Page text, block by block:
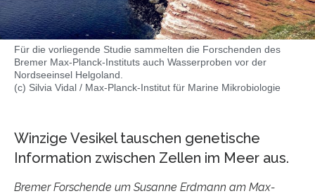
Für die vorliegende Studie sammelten die Forschenden des
Bremer Max-Planck-Instituts auch Wasserproben vor der
Nordseeinsel Helgoland.
(c) Silvia Vidal / Max-Planck-Institut für Marine Mikrobiologie
Winzige Vesikel tauschen genetische
Information zwischen Zellen im Meer aus.
Bremer Forschende um Susanne Erdmann am Max-